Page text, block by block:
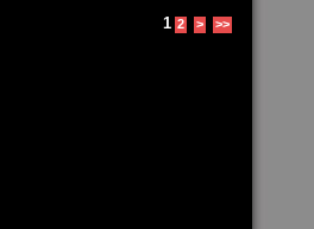
1 2 > >>